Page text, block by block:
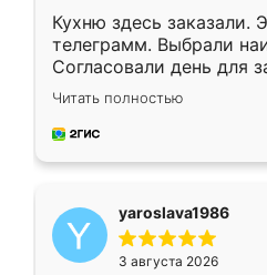
Кухню здесь заказали.
телеграмм. Выбрали
Согласовали день для
недели кухня была уже
довольны работой.
мебель за качественную
Читать полностью
yaroslava1986
3 августа 2026